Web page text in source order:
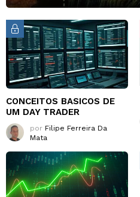
CONCEITOS BASICOS DE
UM DAY TRADER
por Filipe Ferreira Da
Mata